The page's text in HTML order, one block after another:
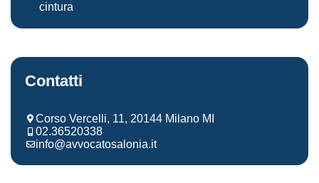
cintura
Contatti
Corso Vercelli, 11, 20144 Milano MI
02.36520338
info@avvocatosalonia.it